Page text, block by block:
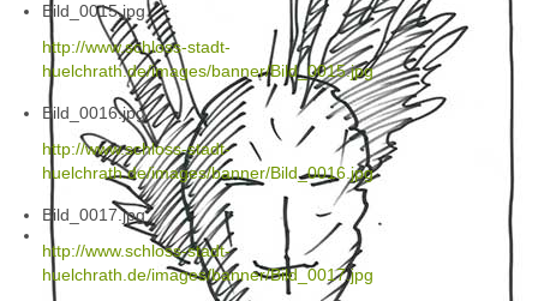
Bild_0015.jpg
http://www.schloss-stadt-
huelchrath.de/images/banner/Bild_0015.jpg
Bild_0016.jpg
http://www.schloss-stadt-
huelchrath.de/images/banner/Bild_0016.jpg
Bild_0017.jpg
http://www.schloss-stadt-
huelchrath.de/images/banner/Bild_0017.jpg